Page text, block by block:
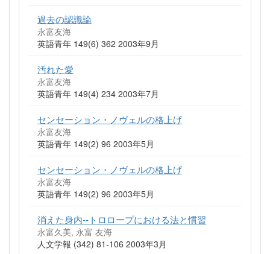
過去の認識論
永富友海
英語青年 149(6) 362 2003年9月
汚れた愛
永富友海
英語青年 149(4) 234 2003年7月
センセーション・ノヴェルの格上げ
永富友海
英語青年 149(2) 96 2003年5月
センセーション・ノヴェルの格上げ
永富友海
英語青年 149(2) 96 2003年5月
消えた身内--トロロープにおける法と慣習
永富久美, 永富 友海
人文学報 (342) 81-106 2003年3月